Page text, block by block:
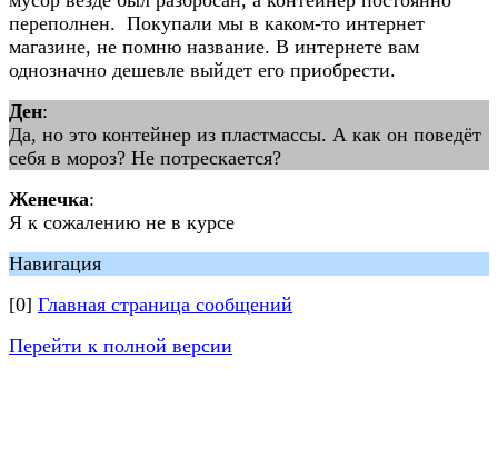
переполнен. Покупали мы в каком-то интернет
магазине, не помню название. В интернете вам
однозначно дешевле выйдет его приобрести.
Ден:
Да, но это контейнер из пластмассы. А как он поведёт
себя в мороз? Не потрескается?
Женечка:
Я к сожалению не в курсе
Навигация
[0] Главная страница сообщений
Перейти к полной версии